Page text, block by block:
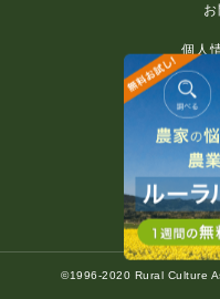
個人
著
©1996-2020 Rural Culture